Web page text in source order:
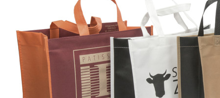
Dozen
Bloemen & deco
Draagtassen